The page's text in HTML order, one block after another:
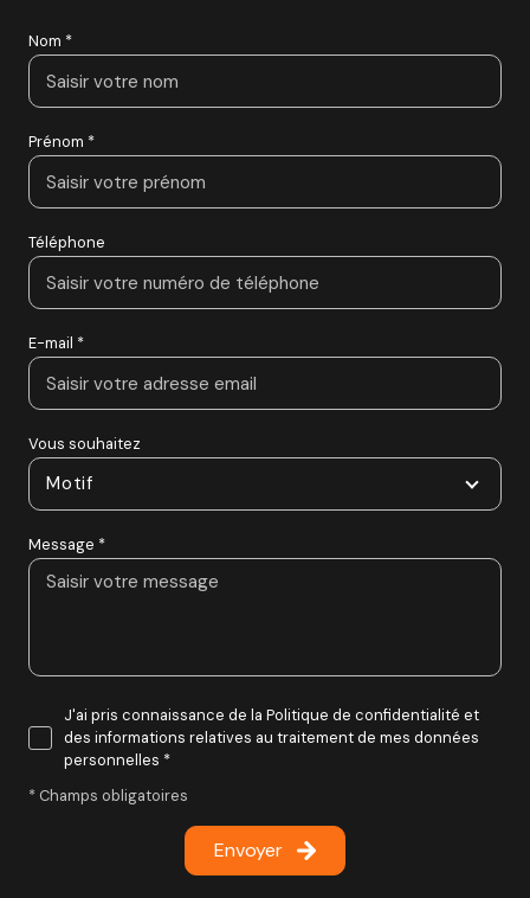
Nom *
Prénom *
Téléphone
E-mail *
Vous souhaitez
Motif
Message *
J'ai pris connaissance de la Politique de confidentialité et
des informations relatives au traitement de mes données
personnelles *
* Champs obligatoires
Envoyer